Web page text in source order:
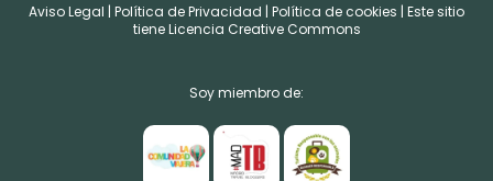
Aviso Legal | Política de Privacidad | Política de cookies | Este sitio
tieneLicencia Creative Commons
Soy miembro de: